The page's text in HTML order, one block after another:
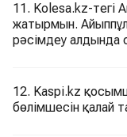
11. Kolesa.kz-тегі
жатырмын.
рәсімдеу алдында
12. Kaspi.kz
бөлімшесін қалай